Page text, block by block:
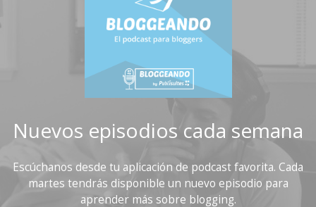
Nuevos episodios cada semana
Escúchanos desde tu aplicación de podcast favorita. Cada
martes tendrás disponible un nuevo episodio para
aprender más sobre blogging.